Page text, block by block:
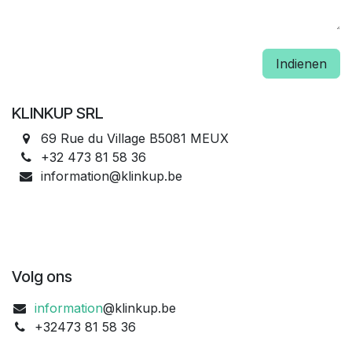
Indienen
KLINKUP SRL
69 Rue du Village B5081 MEUX
+32 473 81 58 36
information@klinkup.be
Volg ons
information@klinkup.be
+32473 81 58 36